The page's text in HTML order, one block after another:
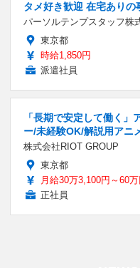
タメ好き歓迎 在宅ありの
パーソルテンプスタッフ株
東京都
時給1,850円
派遣社員
「長期で安定して働く」
ー/未経験OK/解説用アニ
株式会社RIOT GROUP
東京都
月給30万3,100円～60万
正社員